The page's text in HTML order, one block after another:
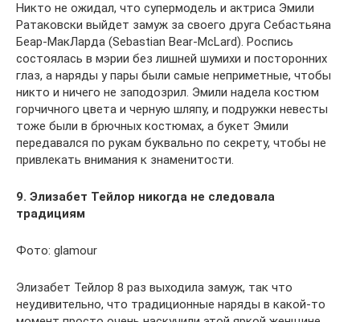
Никто не ожидал, что супермодель и актриса Эмили
Ратаковски выйдет замуж за своего друга Себастьяна
Беар-МакЛарда (Sebastian Bear-McLard). Роспись
состоялась в мэрии без лишней шумихи и посторонних
глаз, а наряды у пары были самые неприметные, чтобы
никто и ничего не заподозрил. Эмили надела костюм
горчичного цвета и черную шляпу, и подружки невесты
тоже были в брючных костюмах, а букет Эмили
передавался по рукам буквально по секрету, чтобы не
привлекать внимания к знаменитости.
9. Элизабет Тейлор никогда не следовала
традициям
Фото: glamour
Элизабет Тейлор 8 раз выходила замуж, так что
неудивительно, что традиционные наряды в какой-то